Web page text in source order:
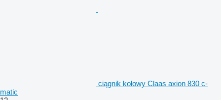
ciągnik kołowy Claas axion 830 c-
matic